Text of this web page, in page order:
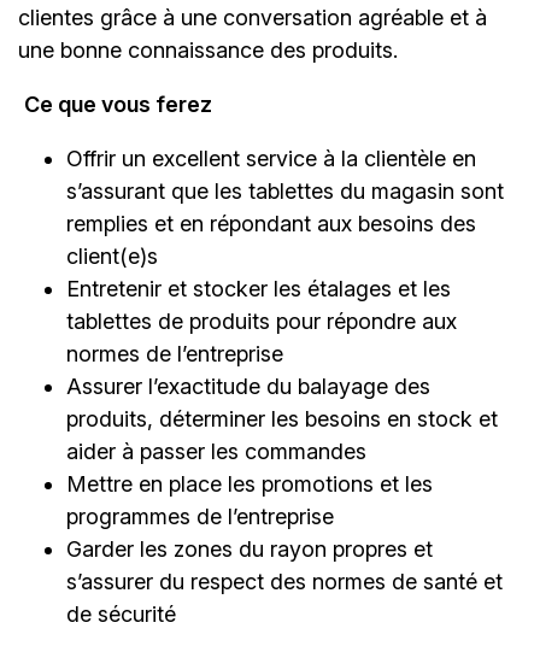
clientes grâce à une conversation agréable et à
une bonne connaissance des produits.
Ce que vous ferez
Offrir un excellent service à la clientèle en
s’assurant que les tablettes du magasin sont
remplies et en répondant aux besoins des
client(e)s
Entretenir et stocker les étalages et les
tablettes de produits pour répondre aux
normes de l’entreprise
Assurer l’exactitude du balayage des
produits, déterminer les besoins en stock et
aider à passer les commandes
Mettre en place les promotions et les
programmes de l’entreprise
Garder les zones du rayon propres et
s’assurer du respect des normes de santé et
de sécurité